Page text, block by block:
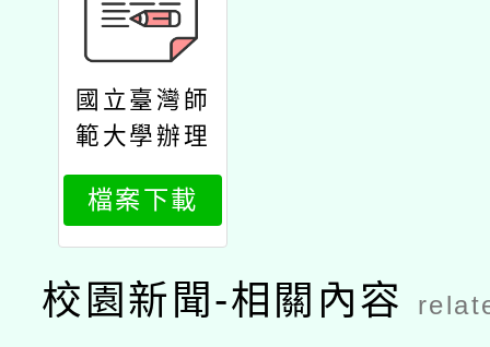
國立臺灣師
範大學辦理
原住民族語
言臺北學習
中心114年
度暑期「族
語學習班」
檔案下載
校園新聞-相關內容